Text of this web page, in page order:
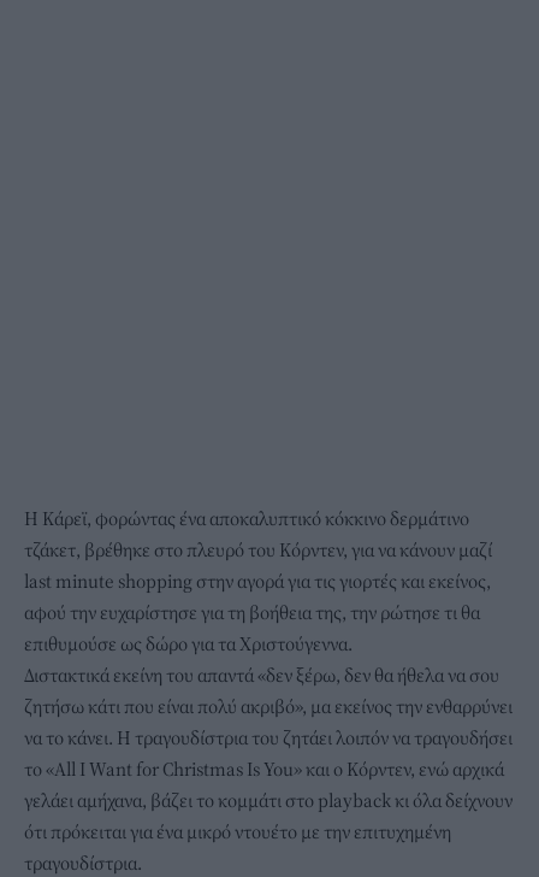
Η Κάρεϊ, φορώντας ένα αποκαλυπτικό κόκκινο δερμάτινο
τζάκετ, βρέθηκε στο πλευρό του Κόρντεν, για να κάνουν μαζί
last minute shopping στην αγορά για τις γιορτές και εκείνος,
αφού την ευχαρίστησε για τη βοήθεια της, την ρώτησε τι θα
επιθυμούσε ως δώρο για τα Χριστούγεννα.
Διστακτικά εκείνη του απαντά «δεν ξέρω, δεν θα ήθελα να σου
ζητήσω κάτι που είναι πολύ ακριβό», μα εκείνος την ενθαρρύνει
να το κάνει. Η τραγουδίστρια του ζητάει λοιπόν να τραγουδήσει
το «All I Want for Christmas Is You» και ο Κόρντεν, ενώ αρχικά
γελάει αμήχανα, βάζει το κομμάτι στο playback κι όλα δείχνουν
ότι πρόκειται για ένα μικρό ντουέτο με την επιτυχημένη
τραγουδίστρια.